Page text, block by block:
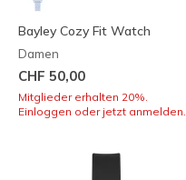
Bayley Cozy Fit Watch
Damen
CHF 50,00
Mitglieder erhalten 20%.
Einloggen oder jetzt anmelden.